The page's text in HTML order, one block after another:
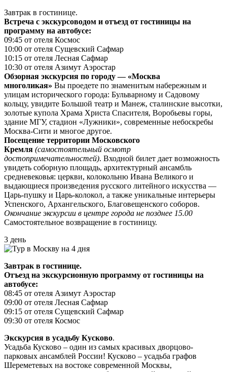
Завтрак в гостинице.
Встреча с экскурсоводом и отъезд от гостиницы на
программу на автобусе:
09:45 от отеля Космос
10:00 от отеля Сущевский Сафмар
10:15 от отеля Лесная Сафмар
10:30 от отеля Азимут Аэростар
Обзорная экскурсия по городу — «Москва
многоликая» Вы проедете по знаменитым набережным и
улицам исторического города: Бульварному и Садовому
кольцу, увидите Большой театр и Манеж, сталинские высотки,
золотые купола Храма Христа Спасителя, Воробьевы горы,
здание МГУ, стадион «Лужники», современные небоскребы
Москва-Сити и многое другое.
Посещение территории Московского
Кремля (самостоятельный осмотр
достопримечательностей). Входной билет дает возможность
увидеть соборную площадь, архитектурный ансамбль
средневековья: церкви, колокольню Ивана Великого и
выдающиеся произведения русского литейного искусства —
Царь-пушку и Царь-колокол, а также уникальные интерьеры
Успенского, Архангельского, Благовещенского соборов.
Окончание экскурсии в центре города не позднее 15.00
Самостоятельное возвращение в гостиницу.
3 день
Завтрак в гостинице.
Отъезд на экскурсионную программу от гостиницы на
автобусе:
08:45 от отеля Азимут Аэростар
09:00 от отеля Лесная Сафмар
09:15 от отеля Сущевский Сафмар
09:30 от отеля Космос
Экскурсия в усадьбу Кусково.
Усадьба Кусково – один из самых красивых дворцово-
парковых ансамблей России! Кусково – усадьба графов
Шереметевых на востоке современной Москвы,